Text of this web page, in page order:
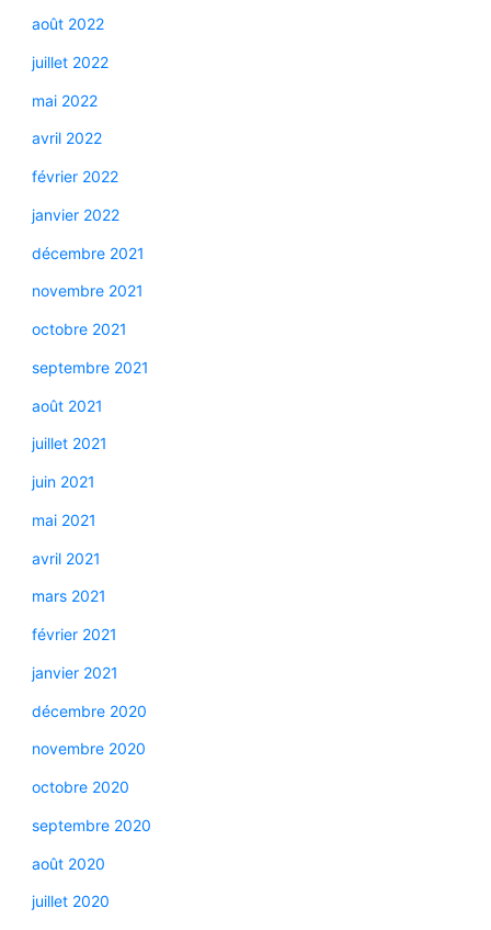
août 2022
juillet 2022
mai 2022
avril 2022
février 2022
janvier 2022
décembre 2021
novembre 2021
octobre 2021
septembre 2021
août 2021
juillet 2021
juin 2021
mai 2021
avril 2021
mars 2021
février 2021
janvier 2021
décembre 2020
novembre 2020
octobre 2020
septembre 2020
août 2020
juillet 2020